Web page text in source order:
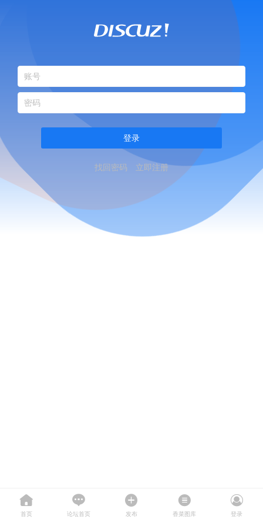
登录
找回密码 立即注册
首页 论坛首页 发布 香菜图库 登录